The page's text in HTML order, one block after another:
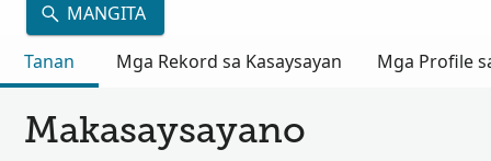
MANGITA
Tanan
Mga Rekord sa Kasaysayan Mga Profile
Makasaysayano